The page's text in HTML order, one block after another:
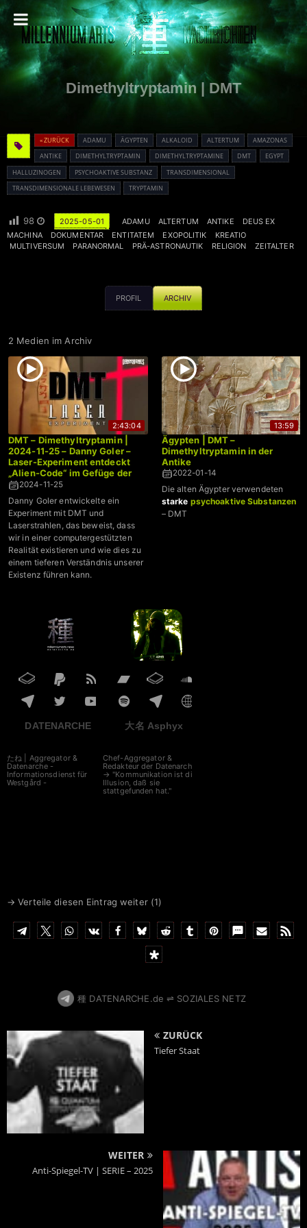
Dimethyltryptamin | DMT
« ZURÜCK ADAMU ÄGYPTEN ALKALOID ALTERTUM
AMAZONAS
ANTIKE
DIMETHYLTRYPTAMIN DIMETHYLTRYPTAMINE DMT
EGYPT
HALLUZINOGEN
PSYCHOAKTIVE SUBSTANZ
TRANSDIMENSIONAL
TRANSDIMENSIONALE LEBEWESEN
TRYPTAMIN
98 2025-05-01 ADAMU ALTERTUM ANTIKE
DEUS EX
MACHINA
DOKUMENTAR ENTITATEM EXOPOLITIK
KREATIO
MULTIVERSUM
PARANORMAL PRÄ-ASTRONAUTIK RELIGION ZEITALTER
PROFIL ARCHIV
2 Medien im Archiv
2:43:04
DMT – Dimethyltryptamin |
2024-11-25 – Danny Goler –
Laser-Experiment entdeckt
„Alien-Code“ im Gefüge der
Realität
2024-11-25
Danny Goler entwickelte ein
Experiment mit DMT und
Laserstrahlen, das beweist, dass
wir in einer computergestützten
Realität existieren und wie dies zu
einem tieferen Verständnis unserer
Existenz führen kann.
13:59
Ägypten | DMT –
Dimethyltryptamin in der
Antike
2022-01-14
Die alten Ägypter verwendeten
starke psychoaktive Substanzen
– DMT
DATENARCHE
たね | Aggregator &
Datenarche -
Informationsdienst für
Westgård -
大名 Asphyx
Chef-Aggregator &
Redakteur der Datenarche
→ "Kommunikation ist die
Illusion, daß sie
stattgefunden hat."
→ Verteile diesen Eintrag weiter (1)
1
種 DATENARCHE.de ⇌ SOZIALES NETZ
ZURÜCK
Tiefer Staat
WEITER
Anti-Spiegel-TV | SERIE – 2025